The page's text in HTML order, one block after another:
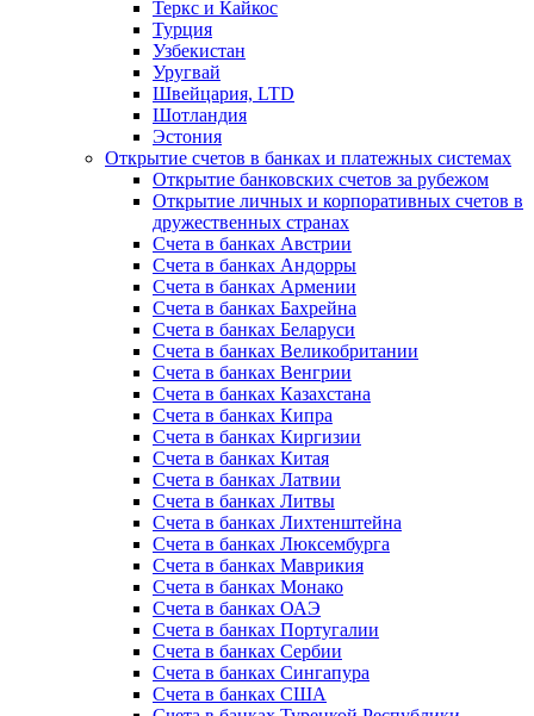
Теркс и Кайкос
Турция
Узбекистан
Уругвай
Швейцария, LTD
Шотландия
Эстония
Открытие счетов в банках и платежных системах
Открытие банковских счетов за рубежом
Открытие личных и корпоративных счетов в
дружественных странах
Счета в банках Австрии
Счета в банках Андорры
Счета в банках Армении
Счета в банках Бахрейна
Счета в банках Беларуси
Счета в банках Великобритании
Счета в банках Венгрии
Счета в банках Казахстана
Счета в банках Кипра
Счета в банках Киргизии
Счета в банках Китая
Счета в банках Латвии
Счета в банках Литвы
Счета в банках Лихтенштейна
Счета в банках Люксембурга
Счета в банках Маврикия
Счета в банках Монако
Счета в банках ОАЭ
Счета в банках Португалии
Счета в банках Сербии
Счета в банках Сингапура
Счета в банках США